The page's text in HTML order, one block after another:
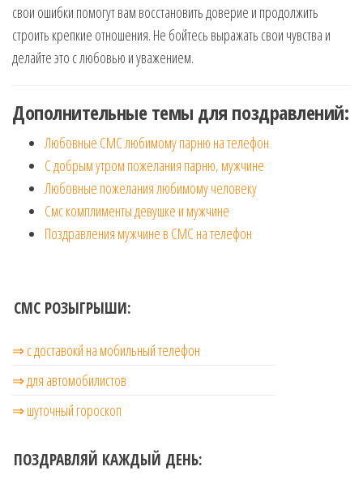
свои ошибки помогут вам восстановить доверие и продолжить
строить крепкие отношения. Не бойтесь выражать свои чувства и
делайте это с любовью и уважением.
Дополнительные темы для поздравлений:
Любовные СМС любимому парню на телефон
С добрым утром пожелания парню, мужчине
Любовные пожелания любимому человеку
Смс комплименты девушке и мужчине
Поздравления мужчине в СМС на телефон
СМС РОЗЫГРЫШИ:
⇒ с доставокй на мобильный телефон
⇒ для автомобилистов
⇒ шуточный гороскоп
ПОЗДРАВЛЯЙ КАЖДЫЙ ДЕНЬ: